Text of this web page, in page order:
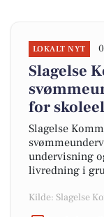
LOKALT NYT
Slagelse
for
Slagelse
undervisning
livredning i
Kilde: Slagelse